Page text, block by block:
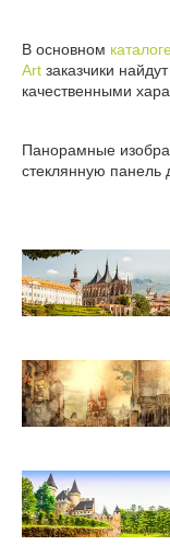
В основном
Art заказчики
качественными
Панорамные
стеклянную панель